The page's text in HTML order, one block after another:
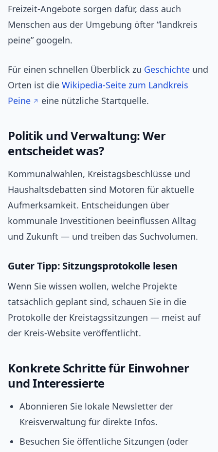
Freizeit-Angebote sorgen dafür, dass auch
Menschen aus der Umgebung öfter “landkreis
peine” googeln.
Für einen schnellen Überblick zu Geschichte und
Orten ist die Wikipedia-Seite zum Landkreis
Peine
eine nützliche Startquelle.
Politik und Verwaltung: Wer
entscheidet was?
Kommunalwahlen, Kreistagsbeschlüsse und
Haushaltsdebatten sind Motoren für aktuelle
Aufmerksamkeit. Entscheidungen über
kommunale Investitionen beeinflussen Alltag
und Zukunft — und treiben das Suchvolumen.
Guter Tipp: Sitzungsprotokolle lesen
Wenn Sie wissen wollen, welche Projekte
tatsächlich geplant sind, schauen Sie in die
Protokolle der Kreistagssitzungen — meist auf
der Kreis-Website veröffentlicht.
Konkrete Schritte für Einwohner
und Interessierte
Abonnieren Sie lokale Newsletter der
Kreisverwaltung für direkte Infos.
Besuchen Sie öffentliche Sitzungen (oder